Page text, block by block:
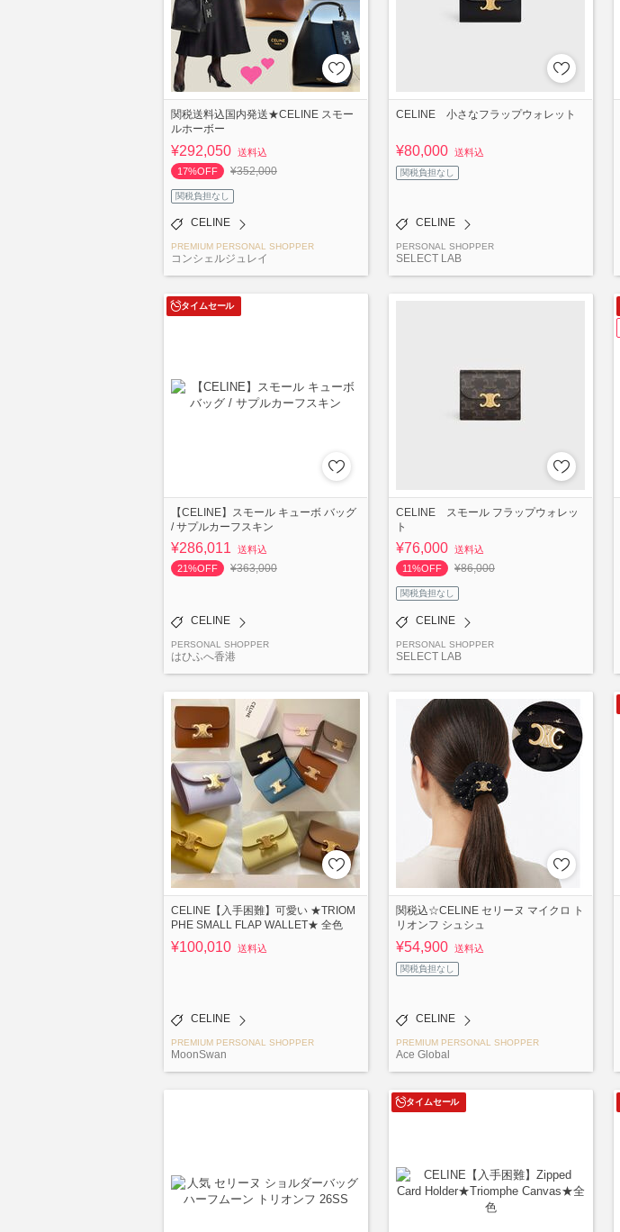
関税送料込国内発送★CELINE スモー
ルホーボー
¥292,050 送料込
17%OFF
¥352,000
関税負担なし
CELINE
PREMIUM PERSONAL SHOPPER
コンシェルジュレイ
CELINE 小さなフラップウォレット
¥80,000 送料込
関税負担なし
CELINE
PERSONAL SHOPPER
SELECT LAB
タイムセール
【CELINE】スモール キューボ バッグ
/ サプルカーフスキン
¥286,011
送料込
21%OFF
¥363,000
CELINE
PERSONAL SHOPPER
はひふへ香港
CELINE スモール フラップウォレッ
ト
¥76,000 送料込
11%OFF
¥86,000
関税負担なし
CELINE
PERSONAL SHOPPER
SELECT LAB
CELINE【入手困難】可愛い ★TRIOM
PHE SMALL FLAP WALLET★ 全色
¥100,010 送料込
CELINE
PREMIUM PERSONAL SHOPPER
MoonSwan
関税込☆CELINE セリーヌ マイクロ ト
リオンフ シュシュ
¥54,900 送料込
関税負担なし
CELINE
PREMIUM PERSONAL SHOPPER
Ace Global
タイムセール